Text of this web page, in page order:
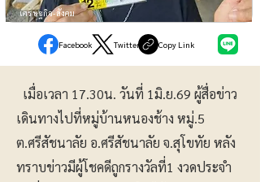
เศรษฐกิจ-สังคม
Facebook Twitter Copy Link
เมื่อเวลา 17.30น. วันที่ 1มิ.ย.69 ผู้สื่อข่าว
เดินทางไปที่หมู่บ้านหนองช้าง หมู่.5
ต.ศรีสัชนาลัย อ.ศรีสัชนาลัย จ.สุโขทัย หลัง
ทราบข่าวมีผู้โชคดีถูกรางวัลที่1 งวดประจำ